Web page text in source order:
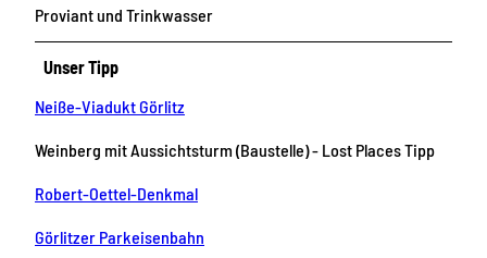
Proviant und Trinkwasser
Unser Tipp
Neiße-Viadukt Görlitz
Weinberg mit Aussichtsturm (Baustelle) - Lost Places Tipp
Robert-Oettel-Denkmal
Görlitzer Parkeisenbahn